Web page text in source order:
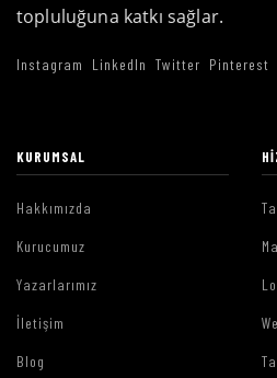
topluluğuna katkı sağlar.
Instagram LinkedIn Twitter Pinterest
KURUMSAL
Hakkımızda
Kurucumuz
Yazarlarımız
İletişim
Blog